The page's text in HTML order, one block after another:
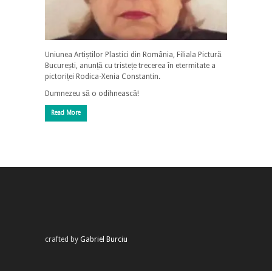
Uniunea Artiștilor Plastici din România, Filiala Pictură
București, anunță cu tristețe trecerea în etermitate a
pictoriței Rodica-Xenia Constantin.
Dumnezeu să o odihnească!
Read More
crafted by Gabriel Burciu